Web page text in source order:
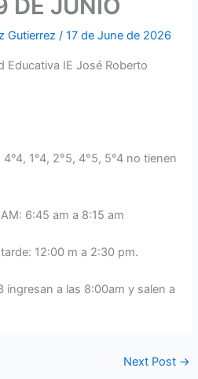
DE JUNIO
Gutierrez/17 de June de 2026
Educativa IE José Roberto
1°4, 2°5, 4°5, 5°4 no tienen
6:45 am a 8:15 am
12:00 m a 2:30 pm.
ingresan a las 8:00am y salen a
Next Post →